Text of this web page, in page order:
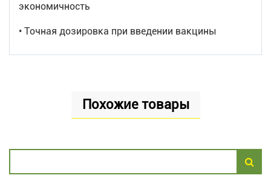
экономичность
• Точная дозировка при введении вакцины
Похожие товары